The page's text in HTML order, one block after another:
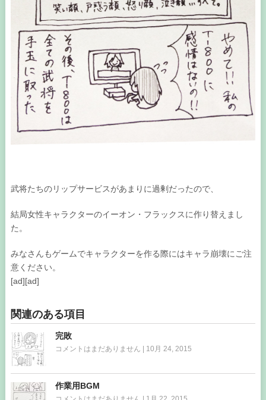
武将たちのリップサービスがあまりに過剰だったので、
結局女性キャラクターのイーオン・フラックスに作り替えまし
た。
みなさんもゲームでキャラクターを作る際にはキャラ崩壊にご注
意ください。
[ad][ad]
関連のある項目
完敗
コメントはまだありません 10月 24, 2015
作業用BGM